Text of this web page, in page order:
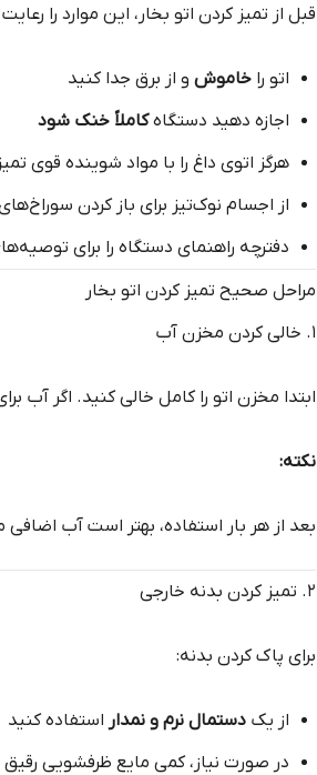
قبل از تمیز کردن اتو بخار، این موارد را
اتو را خاموش و از برق جدا کنید
اجازه دهید دستگاهکاملاً خنک شود
هرگز اتوی داغ را با مواد شوینده قوی
از اجسام نوک‌تیز برای باز کردن
دفترچه راهنمای دستگاه را برای
مراحل صحیح تمیز کردن اتو بخار
1. خالی کردن مخزن آب
ابتدا مخزن اتو را کامل خالی کنید. اگر
نکته:
بعد از هر بار استفاده، بهتر است آب اضافی
2. تمیز کردن بدنه خارجی
برای پاک کردن بدنه:
از یک دستمال نرم و نمدار استفاده کنید
در صورت نیاز، کمی مایع ظرفشویی